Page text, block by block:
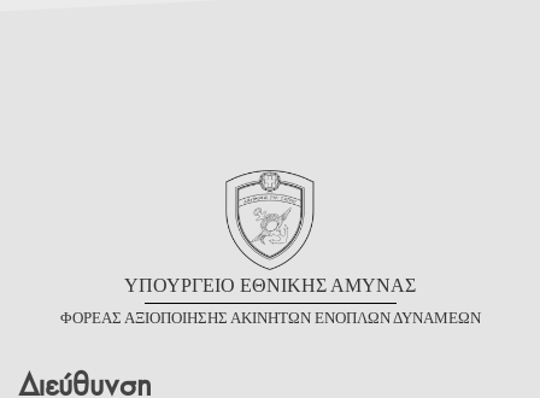
ΥΠΟΥΡΓΕΙΟ ΕΘΝΙΚΗΣ ΑΜΥΝΑΣ
ΦΟΡΕΑΣ ΑΞΙΟΠΟΙΗΣΗΣ ΑΚΙΝΗΤΩΝ ΕΝΟΠΛΩΝΔΥΝΑΜΕΩΝ
Διεύθυνση